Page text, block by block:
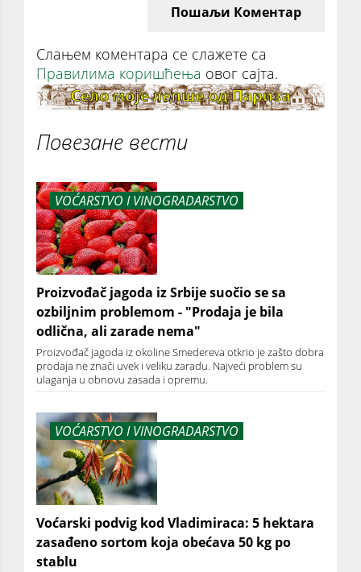
Пошаљи Коментар
Слањем коментара се слажете са
Правилима коришћења овог сајта.
Повезане вести
VOĆARSTVO I VINOGRADARSTVO
Proizvođač jagoda iz Srbije suočio se sa
ozbiljnim problemom - "Prodaja je bila
odlična, ali zarade nema"
Proizvođač jagoda iz okoline Smedereva otkrio je zašto dobra
prodaja ne znači uvek i veliku zaradu. Najveći problem su
ulaganja u obnovu zasada i opremu.
VOĆARSTVO I VINOGRADARSTVO
Voćarski podvig kod Vladimiraca: 5 hektara
zasađeno sortom koja obećava 50 kg po
stablu